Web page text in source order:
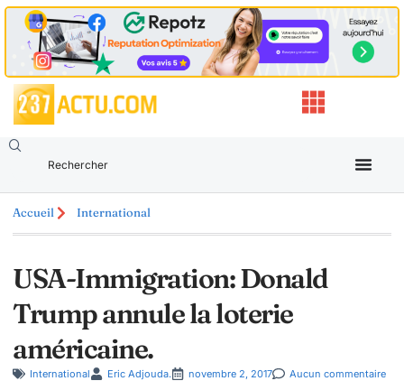
Accueil International
USA-Immigration: Donald
Trump annule la loterie
américaine.
International Eric Adjouda. novembre 2, 2017 Aucun commentaire